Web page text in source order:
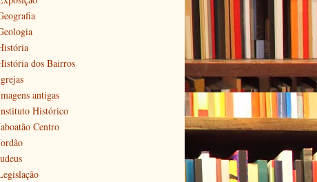
dos Bairros
antigas
Histórico
Centro